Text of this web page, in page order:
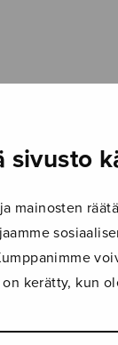
sivusto
mainosten
kerätty, kun